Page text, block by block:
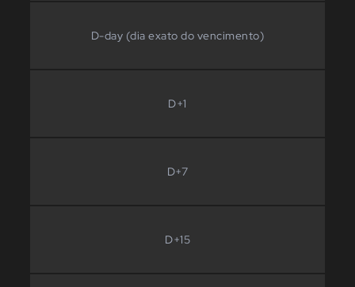
D-day (dia exato do vencimento)
D+1
D+7
D+15